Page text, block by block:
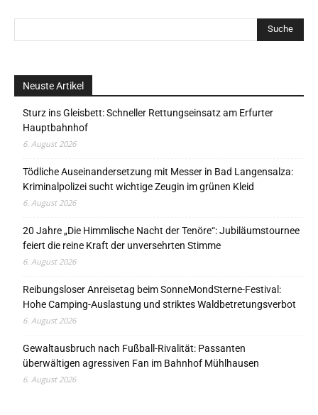
Neuste Artikel
Sturz ins Gleisbett: Schneller Rettungseinsatz am Erfurter
Hauptbahnhof
6. August 2026
Tödliche Auseinandersetzung mit Messer in Bad Langensalza:
Kriminalpolizei sucht wichtige Zeugin im grünen Kleid
6. August 2026
20 Jahre „Die Himmlische Nacht der Tenöre“: Jubiläumstournee
feiert die reine Kraft der unversehrten Stimme
6. August 2026
Reibungsloser Anreisetag beim SonneMondSterne-Festival:
Hohe Camping-Auslastung und striktes Waldbetretungsverbot
6. August 2026
Gewaltausbruch nach Fußball-Rivalität: Passanten
überwältigen agressiven Fan im Bahnhof Mühlhausen
6. August 2026